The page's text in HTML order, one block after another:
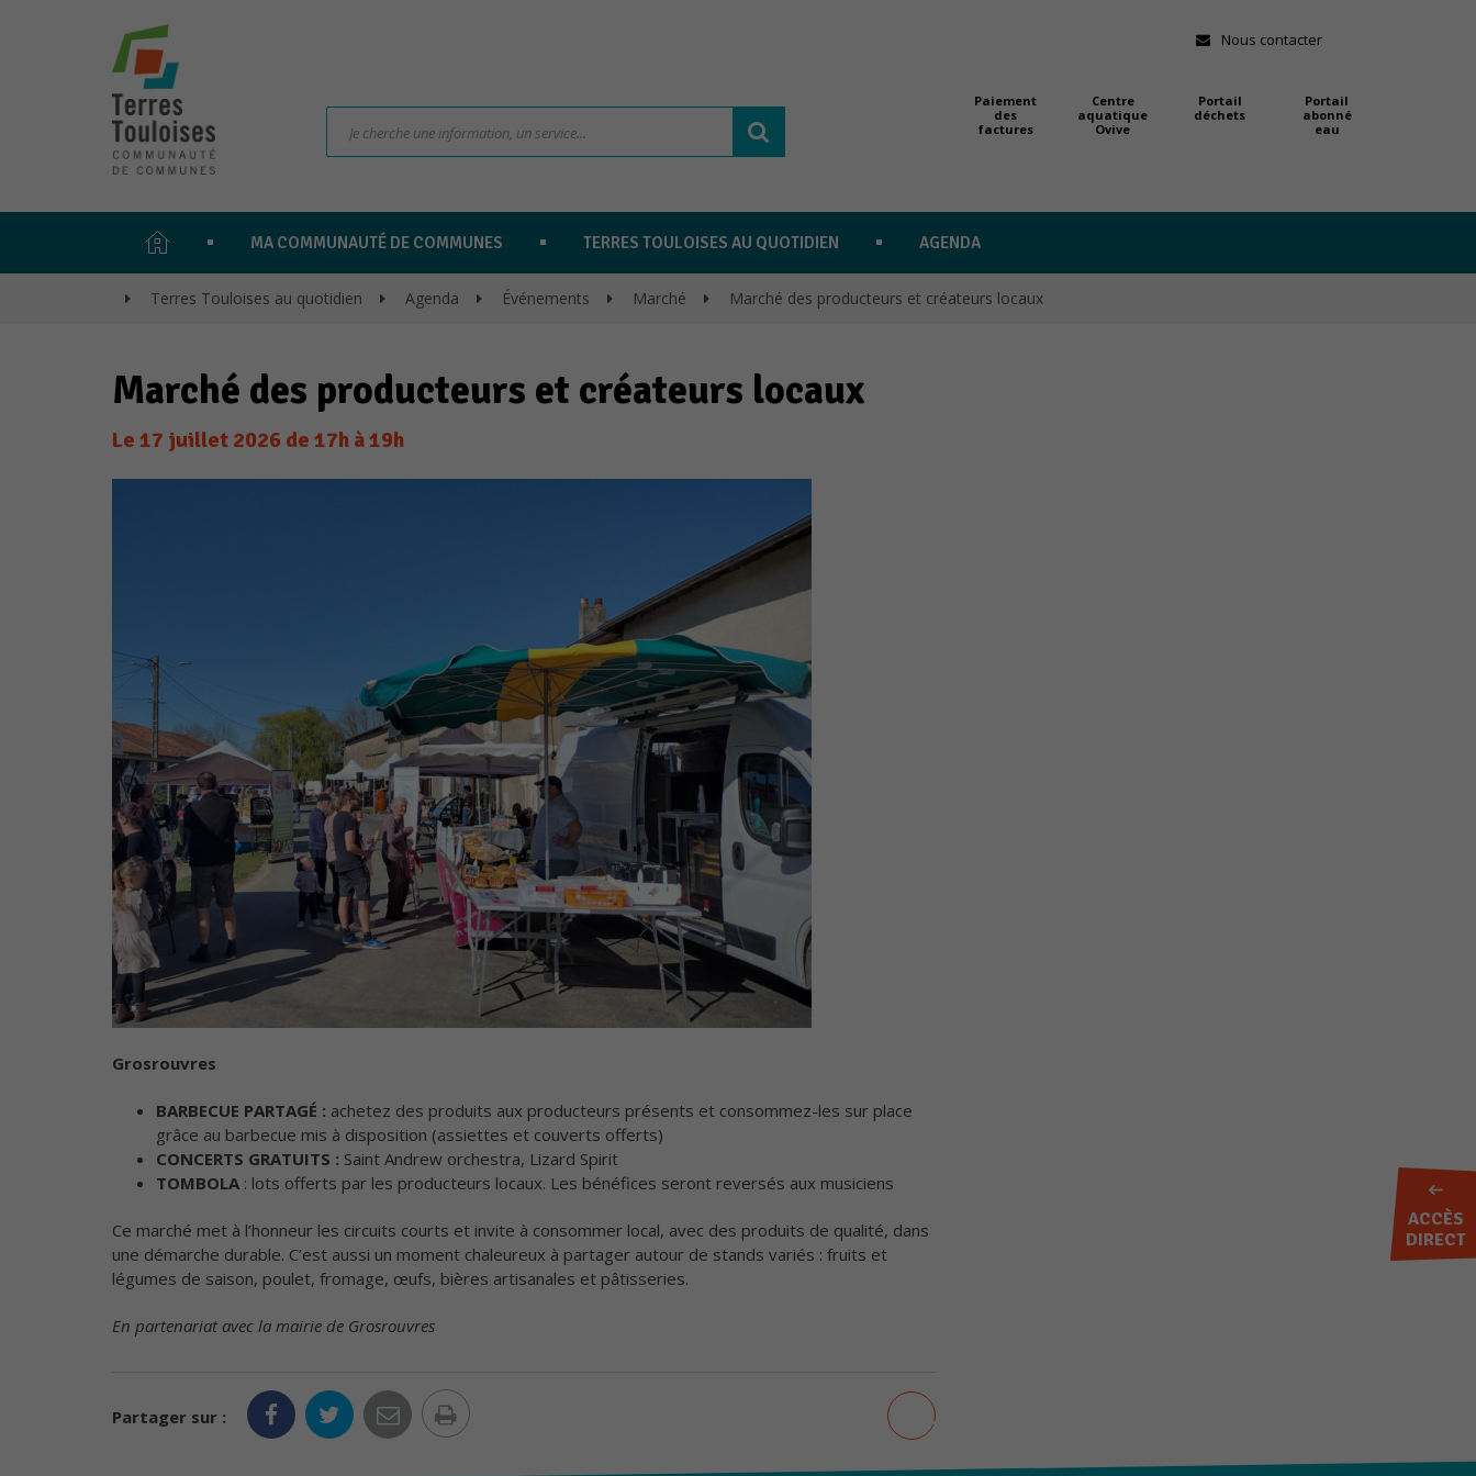
Nous contacter
Paiement
des
factures
Centre
aquatique
Ovive
Portail
déchets
Portail
abonné
eau
MA COMMUNAUTÉ DE COMMUNES TERRES TOULOISES AU QUOTIDIEN AGENDA
Terres Touloises au quotidien Agenda Événements Marché Marché des producteurs et créateurs locaux
Marché des producteurs et créateurs locaux
Le 17 juillet 2026 de 17h à 19h
Grosrouvres
BARBECUE PARTAGÉ : achetez des produits aux producteurs présents et consommez-les sur place
grâce au barbecue mis à disposition (assiettes et couverts offerts)
CONCERTS GRATUITS : Saint Andrew orchestra, Lizard Spirit
TOMBOLA : lots offerts par les producteurs locaux. Les bénéfices seront reversés aux musiciens
Ce marché met à l’honneur les circuits courts et invite à consommer local, avec des produits de qualité, dans
une démarche durable. C’est aussi un moment chaleureux à partager autour de stands variés : fruits et
légumes de saison, poulet, fromage, œufs, bières artisanales et pâtisseries.
En partenariat avec la mairie de Grosrouvres
Partager sur :
Imprimer
AJOUTER AUX FAVORIS
ACCÈS
DIRECT